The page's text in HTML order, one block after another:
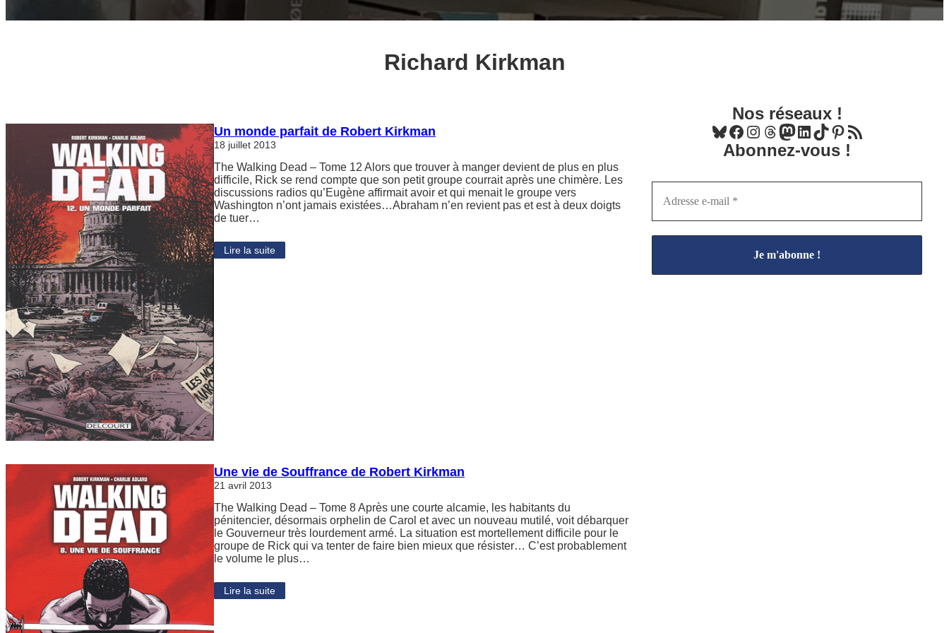
Richard Kirkman
Un monde parfait de Robert Kirkman
18 juillet 2013
The Walking Dead – Tome 12 Alors que trouver à manger devient de plus en plus
difficile, Rick se rend compte que son petit groupe courrait après une chimère. Les
discussions radios qu’Eugène affirmait avoir et qui menait le groupe vers
Washington n’ont jamais existées…Abraham n’en revient pas et est à deux doigts
de tuer…
Lire la suite
Une vie de Souffrance de Robert Kirkman
21 avril 2013
The Walking Dead – Tome 8 Après une courte alcamie, les habitants du
pénitencier, désormais orphelin de Carol et avec un nouveau mutilé, voit débarquer
le Gouverneur très lourdement armé. La situation est mortellement difficile pour le
groupe de Rick qui va tenter de faire bien mieux que résister… C’est probablement
le volume le plus…
Lire la suite
Nos réseaux !
Bluesky Facebook Instagram Threads Mastodon LinkedIn TikTok Pinterest
Flux RSS
Abonnez-vous !